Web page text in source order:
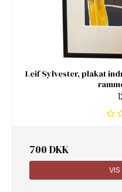
Leif Sylvester, plakat
700 DKK
VIS